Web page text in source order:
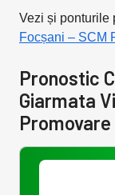
Vezi și ponturile
Focșani – SCM
Pronostic
Giarmata